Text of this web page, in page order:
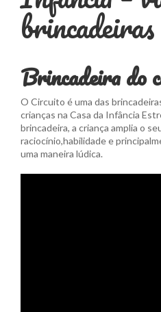
brincadeiras
Brincadeira do
O Circuito é uma das
crianças na Casa da Infância
brincadeira, a criança amplia o
raciocínio,habilidade e
uma maneira lúdica.